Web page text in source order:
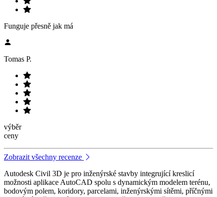
Funguje přesně jak má
Tomas P.
výběr
ceny
Zobrazit všechny recenze
Autodesk Civil 3D je pro inženýrské stavby integrující kreslicí
možnosti aplikace AutoCAD spolu s dynamickým modelem terénu,
bodovým polem, koridory, parcelami, inženýrskými sítěmi, příčnými